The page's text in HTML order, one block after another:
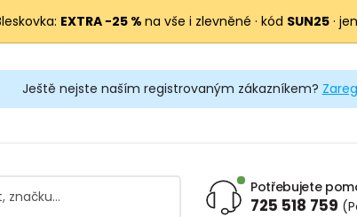
EXTRA −25 % na vše i zlevněné · kód SUN25 ·
Ještě nejste naším registrovaným zákazníkem?
Potřebujete
725 518 759